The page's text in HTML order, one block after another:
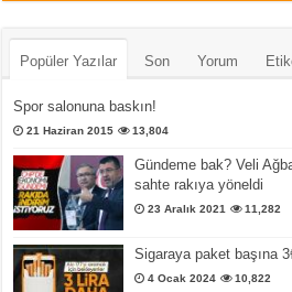
Popüler Yazılar Son Yorum
Spor salonuna baskın!
21 Haziran 2015 13,804
Gündeme bak? Veli
sahte rakıya yöneldi
23 Aralık 2021 11,282
Sigaraya paket başına
4 Ocak 2024 10,822